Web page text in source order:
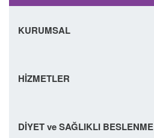
KURUMSAL
HİZMETLER
DİYET ve SAĞLIKLI BESLENME